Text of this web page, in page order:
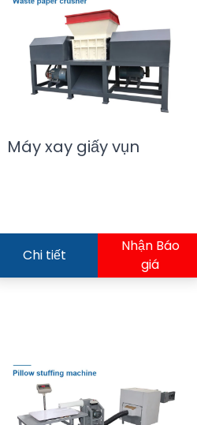
Máy xay giấy vụn
Chi tiết
Nhận Báo
giá